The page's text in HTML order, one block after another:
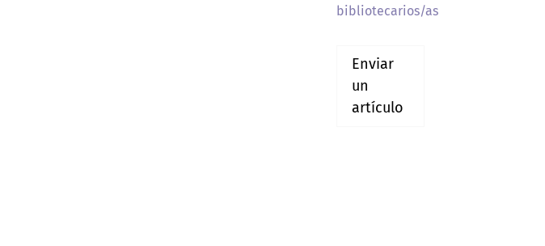
bibliotecarios/as
Enviar
un
artículo